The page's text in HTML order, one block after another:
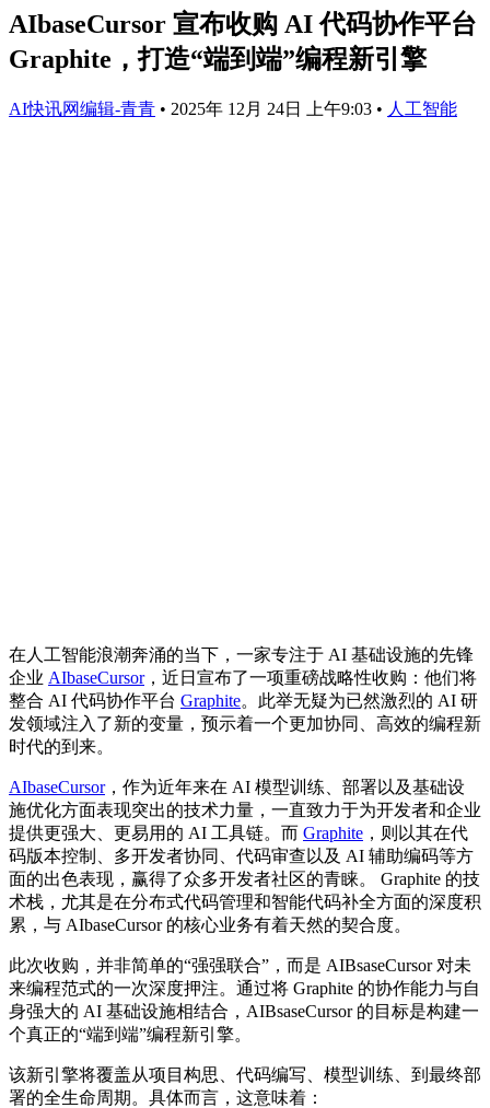
AIbaseCursor 宣布收购 AI 代码协作平台
Graphite，打造“端到端”编程新引擎
AI快讯网编辑-青青 • 2025年 12月 24日 上午9:03 • 人工智能
在人工智能浪潮奔涌的当下，一家专注于 AI 基础设施的先锋
企业 AIbaseCursor，近日宣布了一项重磅战略性收购：他们将
整合 AI 代码协作平台 Graphite。此举无疑为已然激烈的 AI 研
发领域注入了新的变量，预示着一个更加协同、高效的编程新
时代的到来。
AIbaseCursor，作为近年来在 AI 模型训练、部署以及基础设
施优化方面表现突出的技术力量，一直致力于为开发者和企业
提供更强大、更易用的 AI 工具链。而 Graphite ，则以其在代
码版本控制、多开发者协同、代码审查以及 AI 辅助编码等方
面的出色表现，赢得了众多开发者社区的青睐。 Graphite 的技
术栈，尤其是在分布式代码管理和智能代码补全方面的深度积
累，与 AIbaseCursor 的核心业务有着天然的契合度。
此次收购，并非简单的“强强联合”，而是 AIBsaseCursor 对未
来编程范式的一次深度押注。通过将 Graphite 的协作能力与自
身强大的 AI 基础设施相结合，AIBsaseCursor 的目标是构建一
个真正的“端到端”编程新引擎。
该新引擎将覆盖从项目构思、代码编写、模型训练、到最终部
署的全生命周期。具体而言，这意味着：